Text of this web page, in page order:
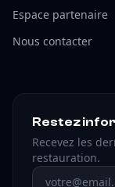
Espace partenaire
Nous contacter
Restez
Recevez les
restauration.
Adresse email